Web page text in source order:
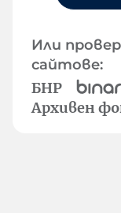
Или
сайтове:
БНР
Архивен